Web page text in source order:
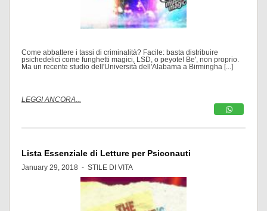
Come abbattere i tassi di criminalità? Facile: basta distribuire
psichedelici come funghetti magici, LSD, o peyote! Be', non proprio.
Ma un recente studio dell'Università dell'Alabama a Birmingha [...]
LEGGI ANCORA...
Lista Essenziale di Letture per Psiconauti
January 29, 2018 - STILE DI VITA